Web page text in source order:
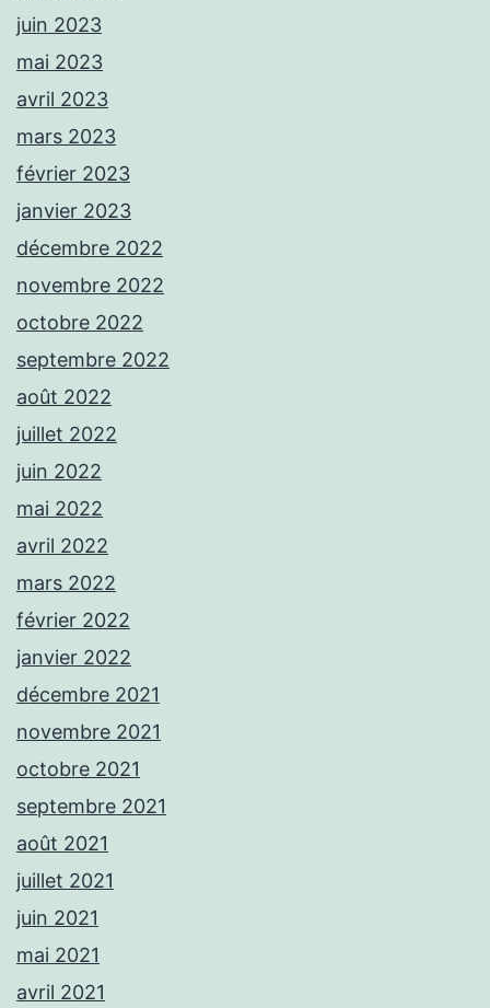
juin 2023
mai 2023
avril 2023
mars 2023
février 2023
janvier 2023
décembre 2022
novembre 2022
octobre 2022
septembre 2022
août 2022
juillet 2022
juin 2022
mai 2022
avril 2022
mars 2022
février 2022
janvier 2022
décembre 2021
novembre 2021
octobre 2021
septembre 2021
août 2021
juillet 2021
juin 2021
mai 2021
avril 2021